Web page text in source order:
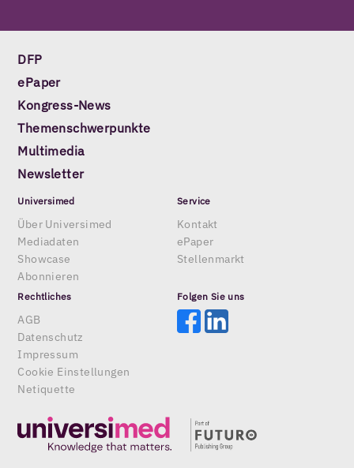
DFP
ePaper
Kongress-News
Themenschwerpunkte
Multimedia
Newsletter
Universimed
Über Universimed
Mediadaten
Showcase
Abonnieren
Service
Kontakt
ePaper
Stellenmarkt
Rechtliches
AGB
Datenschutz
Impressum
Cookie Einstellungen
Netiquette
Folgen Sie uns